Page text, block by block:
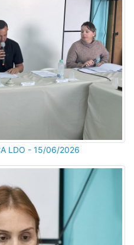
LDO - 15/06/2026